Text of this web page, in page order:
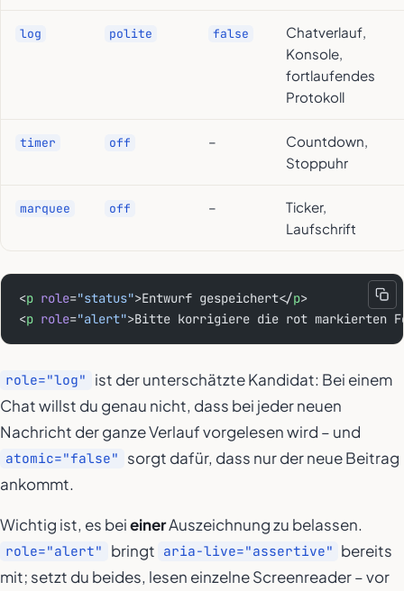
log polite false
Chatverlauf,
Konsole,
fortlaufendes
Protokoll
timer off –
Countdown,
Stoppuhr
marquee off –
Ticker,
Laufschrift
<p role="status">Entwurf gespeichert</p>
<p role="alert">Bitte korrigiere die rot markierten
role="log"
ist der unterschätzte Kandidat: Bei einem
Chat willst du genau nicht, dass bei jeder neuen
Nachricht der ganze Verlauf vorgelesen wird – und
atomic="false"
sorgt dafür, dass nur der neue Beitrag
ankommt.
Wichtig ist, es beieinerAuszeichnung zu belassen.
role="alert" bringt aria-live="assertive" bereits
mit; setzt du beides, lesen einzelne Screenreader – vor